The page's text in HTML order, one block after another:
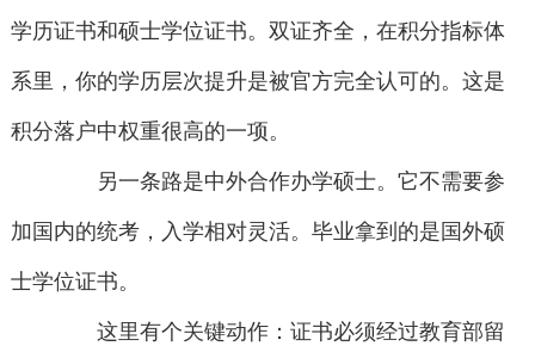
学历证书和硕士学位证书。双证齐全，在积分指标体
系里，你的学历层次提升是被官方完全认可的。这是
积分落户中权重很高的一项。
另一条路是中外合作办学硕士。它不需要参
加国内的统考，入学相对灵活。毕业拿到的是国外硕
士学位证书。
这里有个关键动作：证书必须经过教育部留